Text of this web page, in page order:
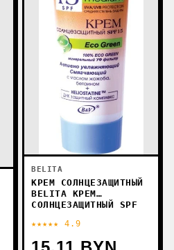
BELITA
КРЕМ СОЛНЦЕЗАЩИТНЫЙ
BELITA КРЕМ
СОЛНЦЕЗАЩИТНЫЙ SPF
★★★★★ 4.9